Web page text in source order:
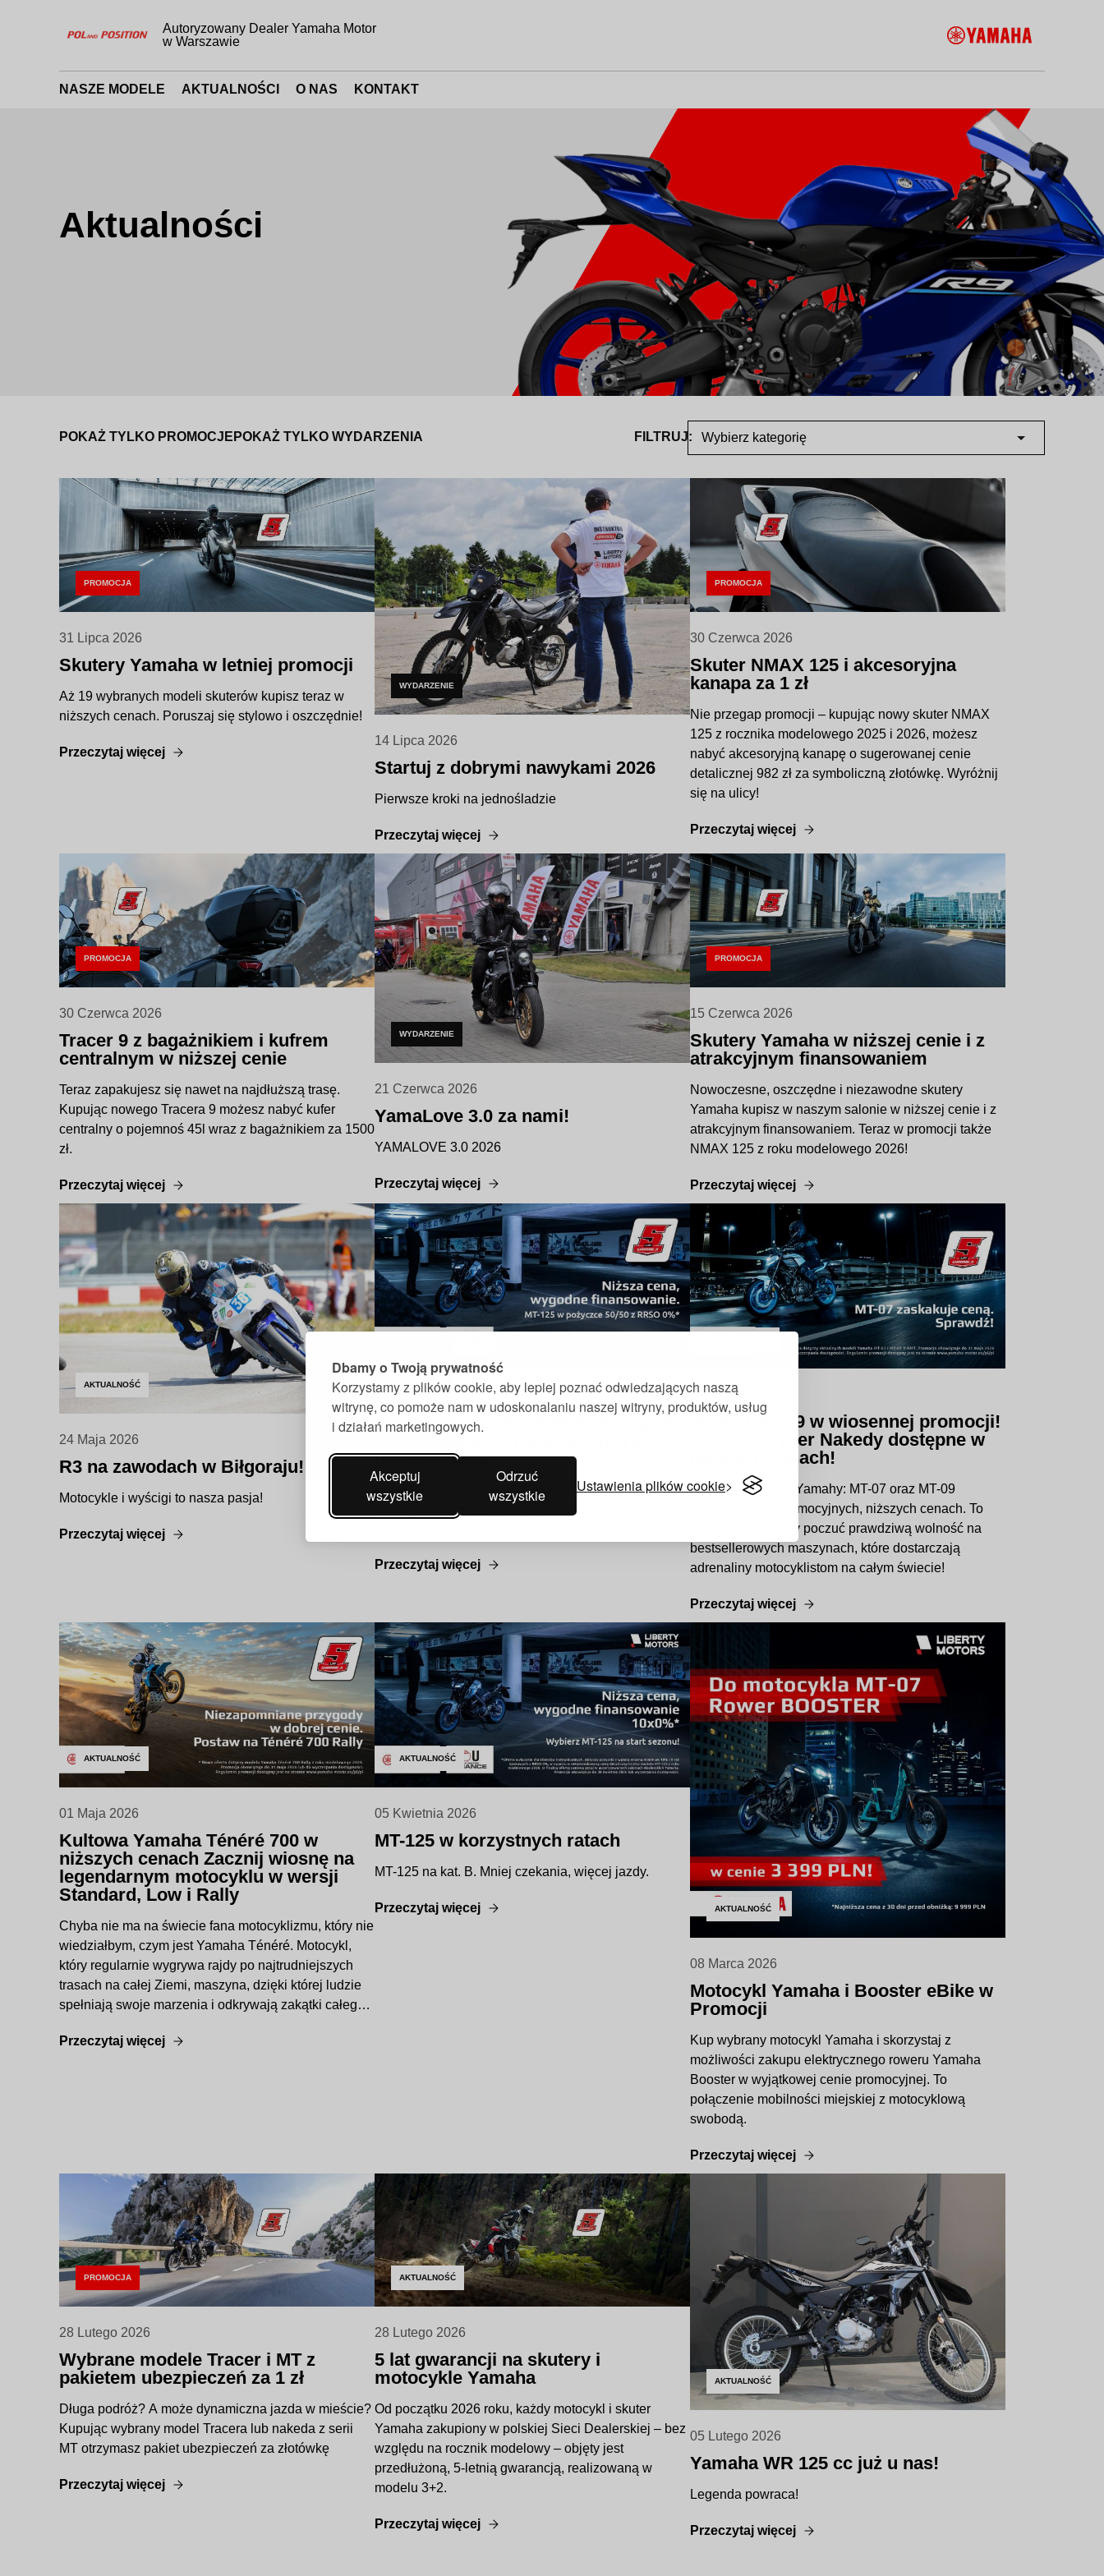
Dbamy o Twoją prywatność
Korzystamy z plików cookie, aby lepiej poznać odwiedzających naszą
witrynę, co pomoże nam w udoskonalaniu naszej witryny, produktów, usług
i działań marketingowych.
Akceptuj
wszystkie
Odrzuć
wszystkie
Ustawienia plików cookie
Autoryzowany Dealer Yamaha Motor
w Warszawie
NASZE MODELE AKTUALNOŚCI O NAS KONTAKT
Aktualności
POKAŻ TYLKO PROMOCJE POKAŻ TYLKO WYDARZENIA FILTRUJ: Wybierz kategorię
PROMOCJA
31 Lipca 2026
Skutery Yamaha w letniej promocji
Aż 19 wybranych modeli skuterów kupisz teraz w
niższych cenach. Poruszaj się stylowo i oszczędnie!
Przeczytaj więcej
WYDARZENIE
14 Lipca 2026
Startuj z dobrymi nawykami 2026
Pierwsze kroki na jednośladzie
Przeczytaj więcej
PROMOCJA
30 Czerwca 2026
Skuter NMAX 125 i akcesoryjna
kanapa za 1 zł
Nie przegap promocji – kupując nowy skuter NMAX
125 z rocznika modelowego 2025 i 2026, możesz
nabyć akcesoryjną kanapę o sugerowanej cenie
detalicznej 982 zł za symboliczną złotówkę. Wyróżnij
się na ulicy!
Przeczytaj więcej
PROMOCJA
30 Czerwca 2026
Tracer 9 z bagażnikiem i kufrem
centralnym w niższej cenie
Teraz zapakujesz się nawet na najdłuższą trasę.
Kupując nowego Tracera 9 możesz nabyć kufer
centralny o pojemnoś 45l wraz z bagażnikiem za 1500
zł.
Przeczytaj więcej
WYDARZENIE
21 Czerwca 2026
YamaLove 3.0 za nami!
YAMALOVE 3.0 2026
Przeczytaj więcej
PROMOCJA
15 Czerwca 2026
Skutery Yamaha w niższej cenie i z
atrakcyjnym finansowaniem
Nowoczesne, oszczędne i niezawodne skutery
Yamaha kupisz w naszym salonie w niższej cenie i z
atrakcyjnym finansowaniem. Teraz w promocji także
NMAX 125 z roku modelowego 2026!
Przeczytaj więcej
AKTUALNOŚĆ
24 Maja 2026
R3 na zawodach w Biłgoraju!
Motocykle i wyścigi to nasza pasja!
Przeczytaj więcej
01 Maja 2026
MT-125 z rocznika 2026 na kategorię
B: teraz taniej… i w atrakcyjnym
finansowaniu
Poruszaj się po mieście jeszcze sprytniej – rozpocznij
motocyklową przygodę na jednej z
Przeczytaj więcej
30 Kwietnia 2026
MT-07 i MT-09 w wiosennej promocji!
Kultowe Hyper Nakedy dostępne w
niższych cenach!
Ikoniczne nakedy Yamahy: MT-07 oraz MT-09
dostępne są w promocyjnych, niższych cenach. To
idealny moment by poczuć prawdziwą wolność na
bestsellerowych maszynach, które dostarczają
adrenaliny motocyklistom na całym świecie!
Przeczytaj więcej
AKTUALNOŚĆ
01 Maja 2026
Kultowa Yamaha Ténéré 700 w
niższych cenach Zacznij wiosnę na
legendarnym motocyklu w wersji
Standard, Low i Rally
Chyba nie ma na świecie fana motocyklizmu, który nie
wiedziałbym, czym jest Yamaha Ténéré. Motocykl,
który regularnie wygrywa rajdy po najtrudniejszych
trasach na całej Ziemi, maszyna, dzięki której ludzie
spełniają swoje marzenia i odkrywają zakątki całego
Przeczytaj więcej
AKTUALNOŚĆ
05 Kwietnia 2026
MT-125 w korzystnych ratach
MT-125 na kat. B. Mniej czekania, więcej jazdy.
Przeczytaj więcej AKTUALNOŚĆ
08 Marca 2026
Motocykl Yamaha i Booster eBike w
Promocji
Kup wybrany motocykl Yamaha i skorzystaj z
możliwości zakupu elektrycznego roweru Yamaha
Booster w wyjątkowej cenie promocyjnej. To
połączenie mobilności miejskiej z motocyklową
swobodą.
Przeczytaj więcej
PROMOCJA
28 Lutego 2026
Wybrane modele Tracer i MT z
pakietem ubezpieczeń za 1 zł
Długa podróż? A może dynamiczna jazda w mieście?
Kupując wybrany model Tracera lub nakeda z serii
MT otrzymasz pakiet ubezpieczeń za złotówkę
Przeczytaj więcej
AKTUALNOŚĆ
28 Lutego 2026
5 lat gwarancji na skutery i
motocykle Yamaha
Od początku 2026 roku, każdy motocykl i skuter
Yamaha zakupiony w polskiej Sieci Dealerskiej – bez
względu na rocznik modelowy – objęty jest
przedłużoną, 5-letnią gwarancją, realizowaną w
modelu 3+2.
Przeczytaj więcej
AKTUALNOŚĆ
05 Lutego 2026
Yamaha WR 125 cc już u nas!
Legenda powraca!
Przeczytaj więcej